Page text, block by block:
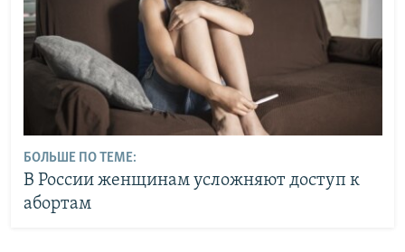
БОЛЬШЕ ПО ТЕМЕ:
В России женщинам усложняют доступ к
абортам